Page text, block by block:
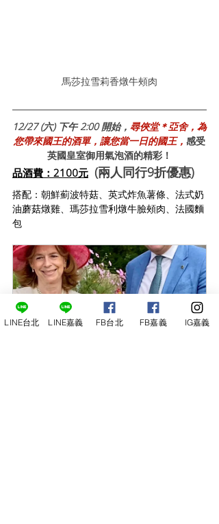
馬莎拉雪莉香燉牛頰肉
12/27 (六) 下午 2:00 開始， 尋俠堂＊亞舍，為
您帶來國王的酒單，讓您當一日的國王， 感受
英國皇室御用氣泡酒的精彩！
品酒費：2100元 (兩人同行9折優惠)
搭配：朝鮮薊波特菇、英式炸魚薯條、法式奶
油蘑菇燉雞、瑪莎拉雪利燉牛臉頰肉、法國麵
包
LINE台北 LINE嘉義 FB台北 FB嘉義 IG嘉義